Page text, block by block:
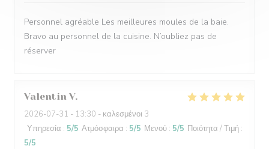
Personnel agréable Les meilleures moules de la baie.
Bravo au personnel de la cuisine. N’oubliez pas de
réserver
Valentin V
2026-07-31 - 13:30 - καλεσμένοι 3
Υπηρεσία : 5/5 Ατμόσφαιρα : 5/5 Μενού : 5/5 Ποιότητα / Τιμή :
5/5